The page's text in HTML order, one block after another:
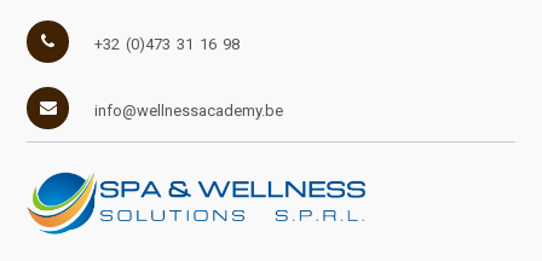
+32 (0)473 31 16 98
info@wellnessacademy.be